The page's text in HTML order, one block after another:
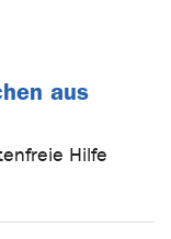
aus
Hilfe